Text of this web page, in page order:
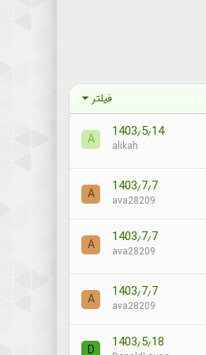
فیلتر
1403٫5٫14
alikah
A
1403٫7٫7
ava28209
A
1403٫7٫7
ava28209
A
1403٫7٫7
ava28209
A
1403٫5٫18 D